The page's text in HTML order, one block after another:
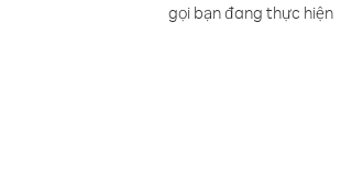
gọi bạn đang thực hiện